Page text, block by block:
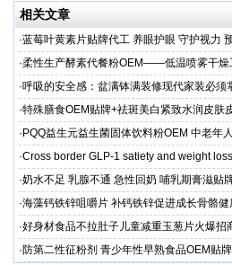
相关文章
·蓝莓叶黄素片贴牌代工 养眼护眼 守护视力
头直供
·柔性生产酵素代餐粉OEM——低温喷雾干燥
C保留率≥95%
·呼吸的安全感：盆满钵满装修现代家装必须
保准则
·特殊膳食OEM贴牌+祛斑美白紧致水润皮肤
工厂家
· PQQ益生元益生菌固体饮料粉OEM 中老年
粉贴牌代加工
·Cross border GLP-1 satiety and weight
·奶水不足 乳腺不通 急性回奶 哺乳期膏滋贴
·海藻钙铁锌咀嚼片 补钙铁锌促进成长骨骼
加工
·好身材食品不拉肚子儿童减重玉葱片火爆招
·防第二性征粉剂 青少年性早熟食品OEM贴